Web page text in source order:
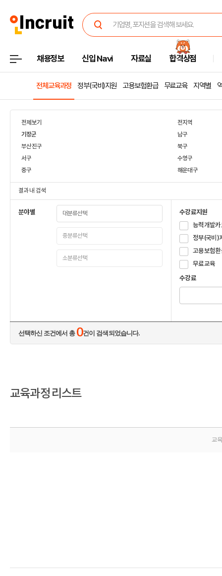
채용정보 신입 Navi 자료실 합격상점
전체교육과정 정부(국비)지원 고용보험환급 무료교육 지역별
전체보기
전지역
기장군
남구
부산진구
북구
서구
수영구
중구
해운대구
결과 내 검색
분야별
수강료지원
능력개발
정부(국비)
고용보험
무료교육
수강료
선택하신 조건에서 총 0건이 검색되었습니다.
교육과정 리스트
교